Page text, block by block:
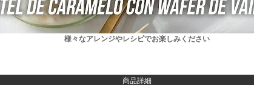
様々なアレンジやレシピでお楽しみください
商品詳細